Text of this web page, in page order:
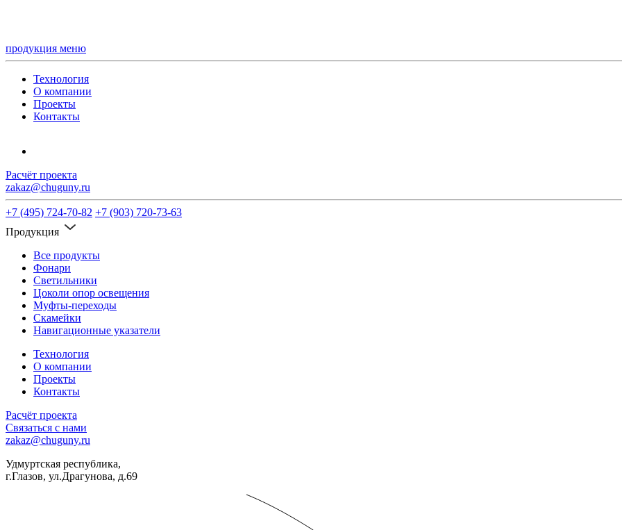
продукция меню
Технология
О компании
Проекты
Контакты
Расчёт проекта
zakaz@chuguny.ru
+7 (495) 724-70-82 +7 (903) 720-73-63
Продукция
Все продукты
Фонари
Светильники
Цоколи опор освещения
Муфты-переходы
Скамейки
Навигационные указатели
Технология
О компании
Проекты
Контакты
Расчёт проекта
Связаться с нами
zakaz@chuguny.ru
Удмуртская республика,
г.Глазов, ул.Драгунова, д.69